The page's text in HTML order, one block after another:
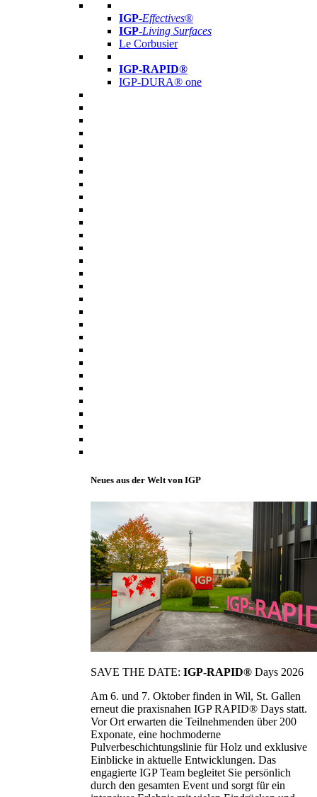
IGP-Effectives®
IGP-Living Surfaces
Le Corbusier
IGP-RAPID®
IGP-DURA® one
Neues aus der Welt von IGP
SAVE THE DATE: IGP-RAPID® Days 2026
Am 6. und 7. Oktober finden in Wil, St. Gallen
erneut die praxisnahen IGP RAPID® Days statt.
Vor Ort erwarten die Teilnehmenden über 200
Exponate, eine hochmoderne
Pulverbeschichtungslinie für Holz und exklusive
Einblicke in aktuelle Entwicklungen. Das
engagierte IGP Team begleitet Sie persönlich
durch den gesamten Event und sorgt für ein